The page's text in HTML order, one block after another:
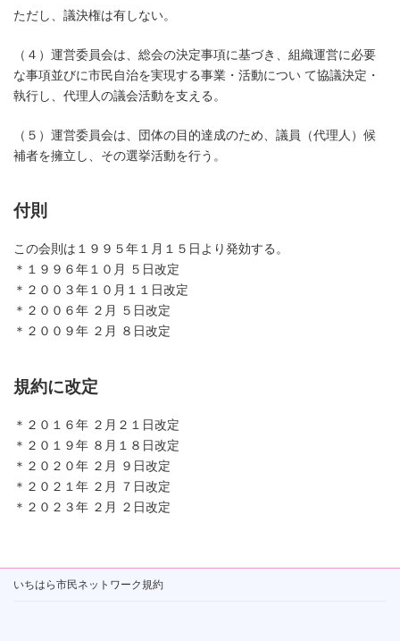
ただし、議決権は有しない。
（４）運営委員会は、総会の決定事項に基づき、組織運営に必要
な事項並びに市民自治を実現する事業・活動につい て協議決定・
執行し、代理人の議会活動を支える。
（５）運営委員会は、団体の目的達成のため、議員（代理人）候
補者を擁立し、その選挙活動を行う。
付則
この会則は１９９５年１月１５日より発効する。
＊１９９６年１０月 ５日改定
＊２００３年１０月１１日改定
＊２００６年 ２月 ５日改定
＊２００９年 ２月 ８日改定
規約に改定
＊２０１６年 ２月２１日改定
＊２０１９年 ８月１８日改定
＊２０２０年 ２月 ９日改定
＊２０２１年 ２月 ７日改定
＊２０２３年 ２月 ２日改定
いちはら市民ネットワーク規約